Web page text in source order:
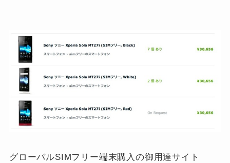
グローバルSIMフリー端末購入の御用達サイト